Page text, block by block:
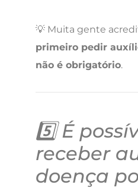
💡 Muita gente
primeiro pedir
não é obrigatório.
5️⃣ É
receber
doença